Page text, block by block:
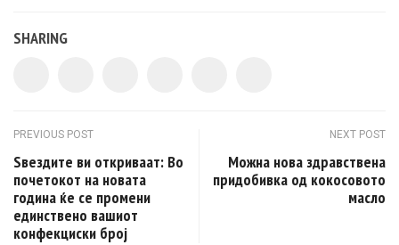
SHARING
Post navigation
PREVIOUS POST
Ѕвездите ви откриваат: Во
почетокот на новата
година ќе се промени
единствено вашиот
конфекциски број
NEXT POST
Можна нова здравствена
придобивка од кокосовото
масло